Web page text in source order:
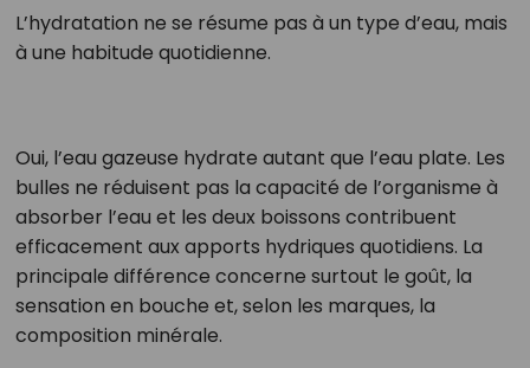
L’hydratation ne se résume pas à un type d’eau, mais
à une habitude quotidienne.
Oui, l’eau gazeuse hydrate autant que l’eau plate. Les
bulles ne réduisent pas la capacité de l’organisme à
absorber l’eau et les deux boissons contribuent
efficacement aux apports hydriques quotidiens. La
principale différence concerne surtout le goût, la
sensation en bouche et, selon les marques, la
composition minérale.